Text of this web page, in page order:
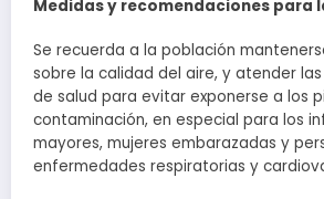
Medidas y recomendaciones para
Se recuerda a la población
sobre la calidad del aire, y atender
de salud para evitar exponerse a los
contaminación, en especial para los
mayores, mujeres embarazadas y
enfermedades respiratorias y